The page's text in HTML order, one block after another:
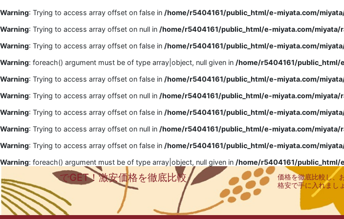
Warning: Trying to access array offset on false in /home/r5404161/public_html/e-miyata.com/
Warning: Trying to access array offset on null in /home/r5404161/public_html/e-miyata.com/miyata/
Warning: Trying to access array offset on false in /home/r5404161/public_html/e-miyata.com/
Warning: foreach() argument must be of type array|object, null given in /home/r5404161/public_html/
Warning: Trying to access array offset on false in /home/r5404161/public_html/e-miyata.com/
Warning: Trying to access array offset on null in /home/r5404161/public_html/e-miyata.com/miyata/
Warning: Trying to access array offset on false in /home/r5404161/public_html/e-miyata.com/
Warning: Trying to access array offset on null in /home/r5404161/public_html/e-miyata.com/miyata/
Warning: Trying to access array offset on false in /home/r5404161/public_html/e-miyata.com/
Warning: foreach() argument must be of type array|object, null given in /home/r5404161/public_html/
でGET！激安価格を徹底比較
価格を徹底比較し、
格安で手に入れまし